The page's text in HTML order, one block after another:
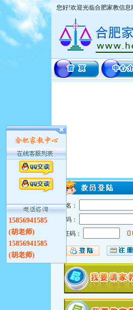
您好!欢迎光临合肥家教信息
用户名：
密 码：
验证码：
15856941585
(胡老师)
15856941585
(胡老师)